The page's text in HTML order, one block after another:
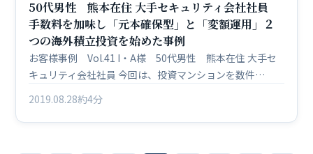
50代男性 熊本在住 大手セキュリティ会社社員
手数料を加味し「元本確保型」と「変額運用」２
つの海外積立投資を始めた事例
お客様事例 Vol.41 I・A様 50代男性 熊本在住 大手セ
キュリティ会社社員 今回は、投資マンションを数件…
2019.08.28約4分